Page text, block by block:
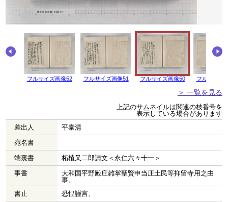
フルサイズ画像52 フルサイズ画像51 フルサイズ画像50 フルサイズ
＞ 一覧を見る
上記のサムネイルは関連の枝番号を
表示している場合があります
差出人
平泰清
宛名書
端裏書
柘植又二郎請文＜永仁六々十一＞
事書
大和国平野殿庄雑掌聖賢申当庄土民等抑留寺用之由
事、
書止
恐惶謹言、